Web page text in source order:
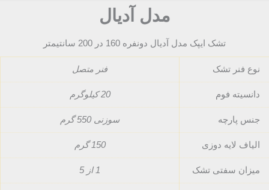
مدل آدیال
تشک ایپک مدل آدیال دونفره 160 در 200 سانتیمتر
نوع فنر تشک فنر متصل
دانسیته فوم 20 کیلوگرم
جنس پارچه سوزنی 550 گرم
الیاف لایه دوزی 150 گرم
میزان سفتی تشک 1 از 5